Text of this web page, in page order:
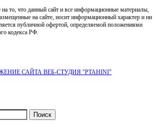
то, что данный сайт и все информационные материалы,
на сайте, носит информационный характер и ни
публичной офертой, определяемой положениями
кодекса РФ.
САЙТА ВЕБ-СТУДИЯ "PTAHINI"
Поиск